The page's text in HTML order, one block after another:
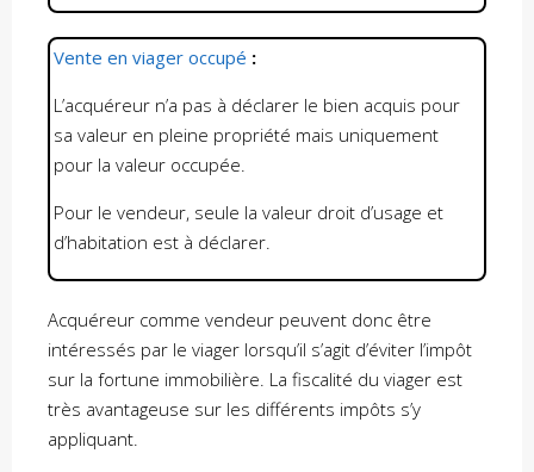
Vente en viager occupé :
L’acquéreur n’a pas à déclarer le bien acquis pour
sa valeur en pleine propriété mais uniquement
pour la valeur occupée.
Pour le vendeur, seule la valeur droit d’usage et
d’habitation est à déclarer.
Acquéreur comme vendeur peuvent donc être
intéressés par le viager lorsqu’il s’agit d’éviter l’impôt
sur la fortune immobilière. La fiscalité du viager est
très avantageuse sur les différents impôts s’y
appliquant.